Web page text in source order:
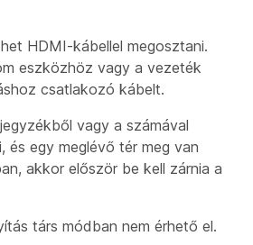
HDMI-kábellel megosztani.
eszközhöz vagy a vezeték
csatlakozó kábelt.
vagy a számával
és egy meglévő tér meg van
akkor először be kell zárnia a
társ módban nem érhető el.